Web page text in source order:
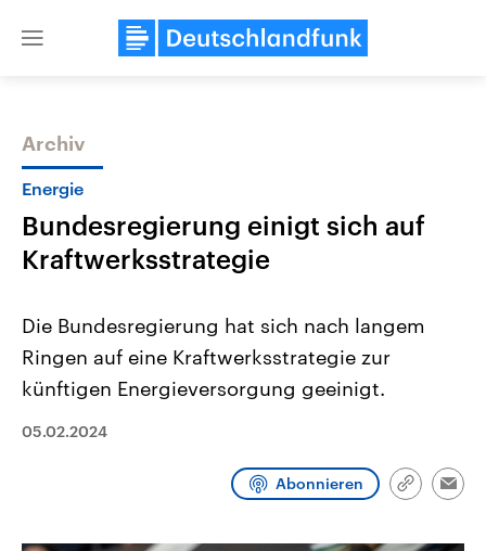
Close
Themen
Landtagswahl Sachsen-Anhalt
2026
Sachsen-Anhalt wählt am 6.
Bundesland von einer Koalition aus
Aktuelle Beiträge,
den mächtigsten Ländern
mit großem Einfluss auf
aktuelle Weltgeschehen.
Archiv
Energie
Bundesregierung einigt sich auf
Kraftwerksstrategie
Die Bundesregierung hat sich nach langem
Ringen auf eine Kraftwerksstrategie zur
künftigen Energieversorgung geeinigt.
05.02.2024
Abonnieren
Link